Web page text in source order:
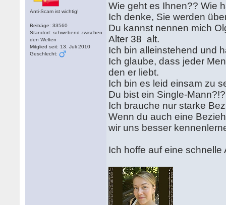
Anti-Scam ist wichtig!
Beiträge: 33560
Standort: schwebend zwischen
den Welten
Mitglied seit: 13. Juli 2010
Geschlecht:
Wie geht es Ihnen?? Wie
Ich denke, Sie werden
Du kannst nennen mich
Alter 38 alt.
Ich bin alleinstehend und
Ich glaube, dass jeder
den er liebt.
Ich bin es leid einsam zu
Du bist ein Single-Mann?!?
Ich brauche nur starke
Wenn du auch eine
wir uns besser
Ich hoffe auf eine schnelle